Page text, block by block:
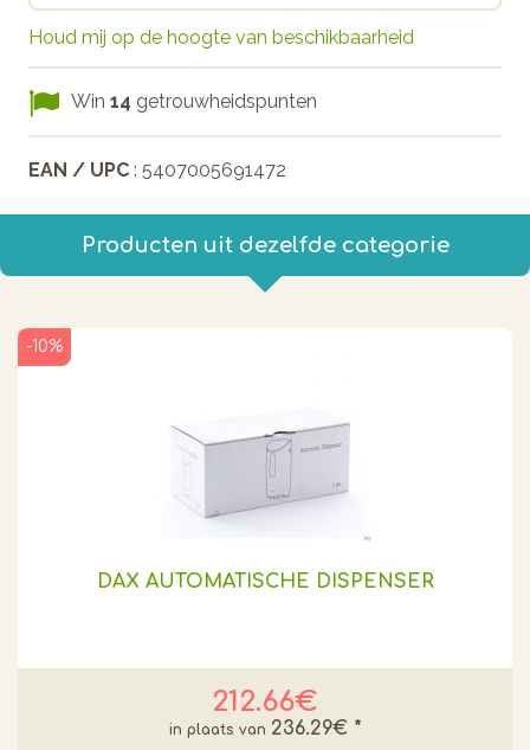
Houd mij op de hoogte van beschikbaarheid
Win 14 getrouwheidspunten
EAN / UPC : 5407005691472
Producten uit dezelfde categorie
DAX AUTOMATISCHE DISPENSER
212.66€
-10%
236.29€ *